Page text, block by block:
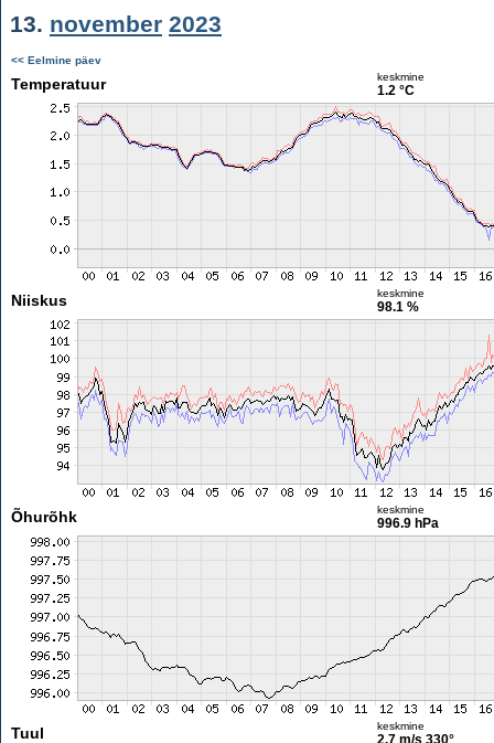
13. november 2023
<< Eelmine päev
Temperatuur keskmine
1.2 °C
Niiskus keskmine
98.1 %
Õhurõhk keskmine
996.9 hPa
Tuul keskmine
2.7 m/s 330°